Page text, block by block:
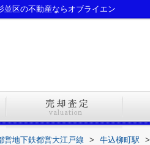
並区の不動産ならオブライエン
営地下鉄都営大江戸線 > 牛込柳町駅 >